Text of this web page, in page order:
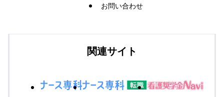
お問い合わせ
関連サイト